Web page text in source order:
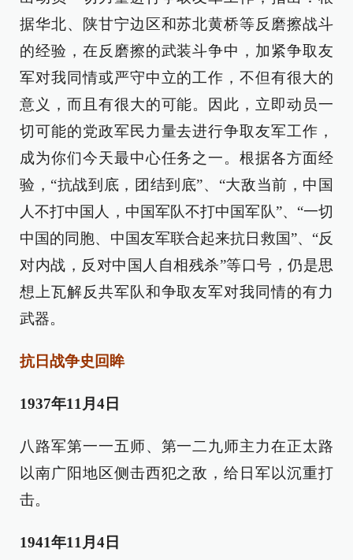
据华北、陕甘宁边区和苏北黄桥等反磨擦战斗
的经验，在反磨擦的武装斗争中，加紧争取友
军对我同情或严守中立的工作，不但有很大的
意义，而且有很大的可能。因此，立即动员一
切可能的党政军民力量去进行争取友军工作，
成为你们今天最中心任务之一。根据各方面经
验，“抗战到底，团结到底”、“大敌当前，中国
人不打中国人，中国军队不打中国军队”、“一切
中国的同胞、中国友军联合起来抗日救国”、“反
对内战，反对中国人自相残杀”等口号，仍是思
想上瓦解反共军队和争取友军对我同情的有力
武器。
抗日战争史回眸
1937年11月4日
八路军第一一五师、第一二九师主力在正太路
以南广阳地区侧击西犯之敌，给日军以沉重打
击。
1941年11月4日